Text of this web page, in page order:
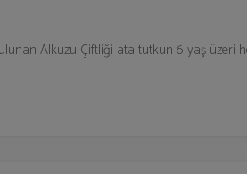
Alkuzu Çiftliği ata tutkun 6 yaş üzeri